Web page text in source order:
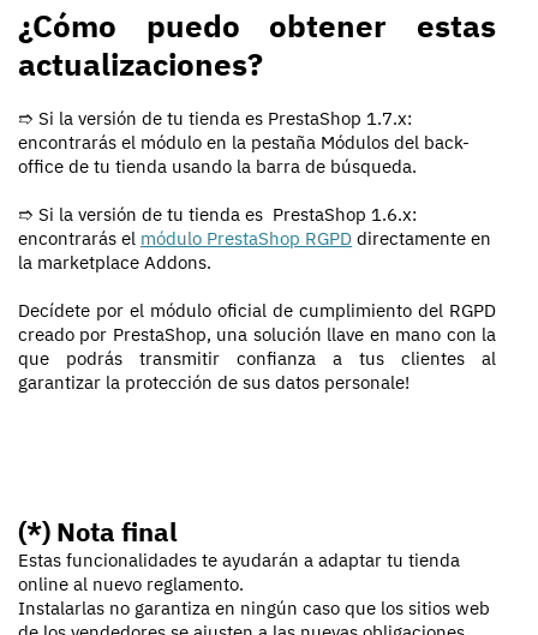
¿Cómo puedo obtener estas
actualizaciones?
➱ Si la versión de tu tienda es PrestaShop 1.7.x:
encontrarás el módulo en la pestaña Módulos del back-
office de tu tienda usando la barra de búsqueda.
➱ Si la versión de tu tienda es PrestaShop 1.6.x:
encontrarás el módulo PrestaShop RGPD directamente en
la marketplace Addons.
Decídete por el módulo oficial de cumplimiento del RGPD
creado por PrestaShop, una solución llave en mano con la
que podrás transmitir confianza a tus clientes al
garantizar la protección de sus datos personale!
(*) Nota final
Estas funcionalidades te ayudarán a adaptar tu tienda
online al nuevo reglamento.
Instalarlas no garantiza en ningún caso que los sitios web